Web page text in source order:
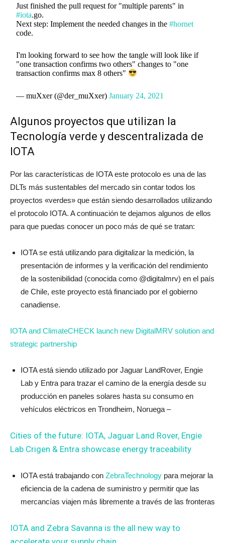
Just finished the pull request for "multiple parents" in
#iota.go.
Next step: Implement the needed changes in the#hornet
code.
I'm looking forward to see how the tangle will look like if
"one transaction confirms two others" changes to "one
transaction confirms max 8 others"
— muXxer (@der_muXxer)January 24, 2021
Algunos proyectos que utilizan la
Tecnología verde y descentralizada de
IOTA
Por las características de IOTA este protocolo es una de las
DLTs más sustentables del mercado sin contar todos los
proyectos «verdes» que están siendo desarrollados utilizando
el protocolo IOTA. A continuación te dejamos algunos de ellos
para que puedas conocer un poco más de qué se tratan:
IOTA se está utilizando para digitalizar la medición, la
presentación de informes y la verificación del rendimiento
de la sostenibilidad (conocida como @digitalmrv) en el país
de Chile, este proyecto está financiado por el gobierno
canadiense.
IOTA and ClimateCHECK launch new DigitalMRV solution and
strategic partnership
IOTA está siendo utilizado por Jaguar LandRover, Engie
Lab y Entra para trazar el camino de la energía desde su
producción en paneles solares hasta su consumo en
vehículos eléctricos en Trondheim, Noruega –
Cities of the future: IOTA, Jaguar Land Rover, Engie
Lab Crigen & Entra showcase energy traceability
IOTA está trabajando con ZebraTechnology para mejorar la
eficiencia de la cadena de suministro y permitir que las
mercancías viajen más libremente a través de las fronteras
IOTA and Zebra Savanna is the all new way to